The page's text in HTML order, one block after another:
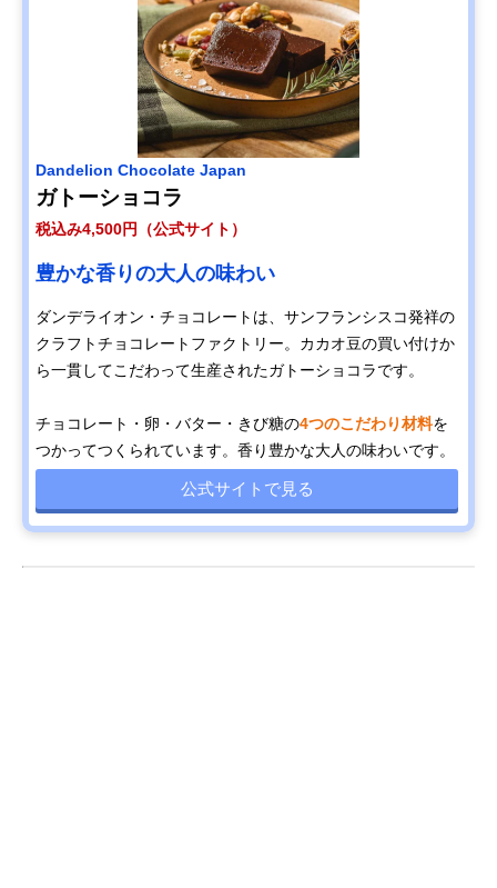
Dandelion Chocolate Japan
ガトーショコラ
税込み4,500円（公式サイト）
豊かな香りの大人の味わい
ダンデライオン・チョコレートは、サンフランシスコ発祥の
クラフトチョコレートファクトリー。カカオ豆の買い付けか
ら一貫してこだわって生産されたガトーショコラです。
チョコレート・卵・バター・きび糖の4つのこだわり材料を
つかってつくられています。香り豊かな大人の味わいです。
公式サイトで見る